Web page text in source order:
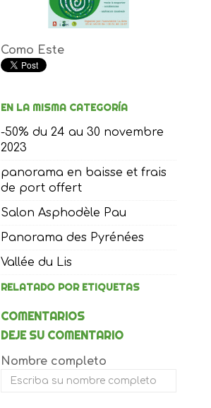
Como Este
EN LA MISMA CATEGORÍA
-50% du 24 au 30 novembre
2023
panorama en baisse et frais
de port offert
Salon Asphodèle Pau
Panorama des Pyrénées
Vallée du Lis
RELATADO POR ETIQUETAS
COMENTARIOS
DEJE SU COMENTARIO
Nombre completo